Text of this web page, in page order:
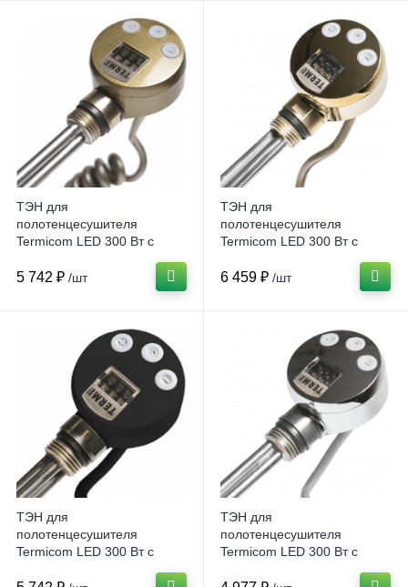
ТЭН для
полотенцесушителя
Termicom LED 300 Вт с
5 742 ₽ /шт
ТЭН для
полотенцесушителя
Termicom LED 300 Вт с
6 459 ₽ /шт
ТЭН для
полотенцесушителя
Termicom LED 300 Вт с
ТЭН для
полотенцесушителя
Termicom LED 300 Вт с